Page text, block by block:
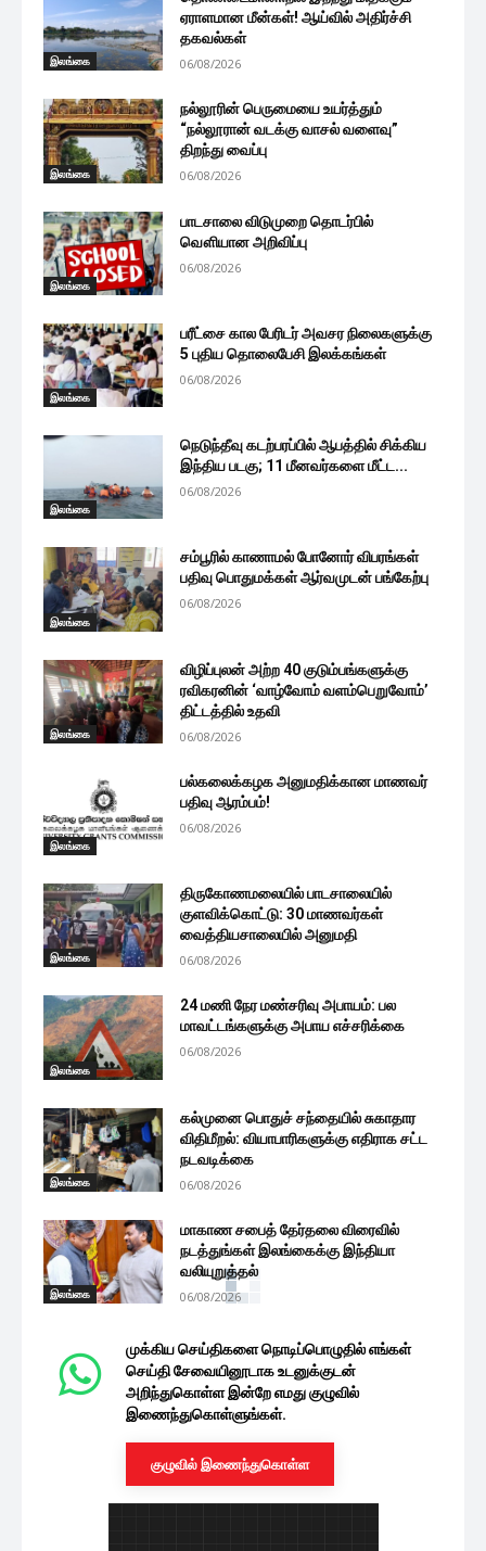
இலங்கை
ஏராளமான மீன்கள்! ஆய்வில் அதிர்ச்சி
தகவல்கள்
06/08/2026
இலங்கை
நல்லூரின் பெருமையை உயர்த்தும்
“நல்லூரான் வடக்கு வாசல் வளைவு”
திறந்து வைப்பு
06/08/2026
இலங்கை
பாடசாலை விடுமுறை தொடர்பில்
வௌியான அறிவிப்பு
06/08/2026
இலங்கை
பரீட்சை கால பேரிடர் அவசர நிலைகளுக்கு
5 புதிய தொலைபேசி இலக்கங்கள்
06/08/2026
இலங்கை
நெடுந்தீவு கடற்பரப்பில் ஆபத்தில் சிக்கிய
இந்திய படகு; 11 மீனவர்களை மீட்ட...
06/08/2026
இலங்கை
சம்பூரில் காணாமல் போனோர் விபரங்கள்
பதிவு பொதுமக்கள் ஆர்வமுடன் பங்கேற்பு
06/08/2026
இலங்கை
விழிப்புலன் அற்ற 40 குடும்பங்களுக்கு
ரவிகரனின் ‘வாழ்வோம் வளம்பெறுவோம்’
திட்டத்தில் உதவி
06/08/2026
இலங்கை
பல்கலைக்கழக அனுமதிக்கான மாணவர்
பதிவு ஆரம்பம்!
06/08/2026
இலங்கை
திருகோணமலையில் பாடசாலையில்
குளவிக்கொட்டு: 30 மாணவர்கள்
வைத்தியசாலையில் அனுமதி
06/08/2026
இலங்கை
24 மணி நேர மண்சரிவு அபாயம்: பல
மாவட்டங்களுக்கு அபாய எச்சரிக்கை
06/08/2026
இலங்கை
கல்முனை பொதுச் சந்தையில் சுகாதார
விதிமீறல்: வியாபாரிகளுக்கு எதிராக சட்ட
நடவடிக்கை
06/08/2026
இலங்கை
மாகாண சபைத் தேர்தலை விரைவில்
நடத்துங்கள் இலங்கைக்கு இந்தியா
வலியுறுத்தல்
06/08/2026
முக்கிய செய்திகளை நொடிப்பொழுதில் எங்கள்
செய்தி சேவையினூடாக உடனுக்குடன்
அறிந்துகொள்ள இன்றே எமது குழுவில்
இணைந்துகொள்ளுங்கள்.
குழுவில் இணைந்துகொள்ள